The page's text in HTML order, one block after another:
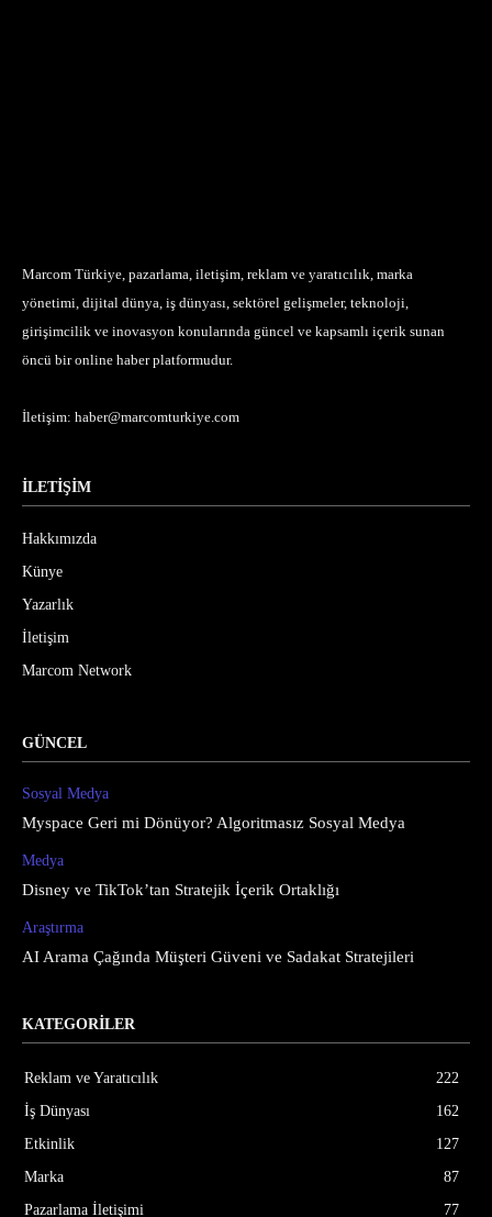
Marcom Türkiye, pazarlama, iletişim, reklam ve yaratıcılık, marka
yönetimi, dijital dünya, iş dünyası, sektörel gelişmeler, teknoloji,
girişimcilik ve inovasyon konularında güncel ve kapsamlı içerik sunan
öncü bir online haber platformudur.
İletişim: haber@marcomturkiye.com
İLETİŞİM
Hakkımızda
Künye
Yazarlık
İletişim
Marcom Network
GÜNCEL
Sosyal Medya
Myspace Geri mi Dönüyor? Algoritmasız Sosyal Medya
Medya
Disney ve TikTok’tan Stratejik İçerik Ortaklığı
Araştırma
AI Arama Çağında Müşteri Güveni ve Sadakat Stratejileri
KATEGORİLER
Reklam ve Yaratıcılık
222
İş Dünyası
162
Etkinlik
127
Marka
87
Pazarlama İletişimi
77